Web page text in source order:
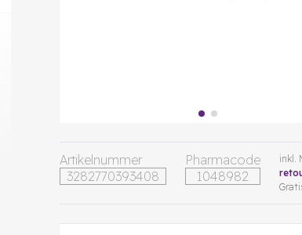
Artikelnummer
3282770393408
Pharmacode
1048982
inkl.